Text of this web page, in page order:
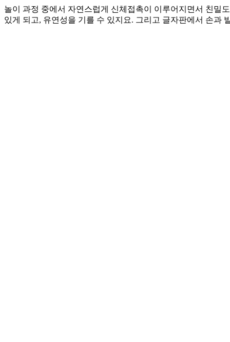
놀이 과정 중에서 자연스럽게 신체접촉이 이루어지면서 친밀
있게 되고, 유연성을 기를 수 있지요. 그리고 글자판에서 손과